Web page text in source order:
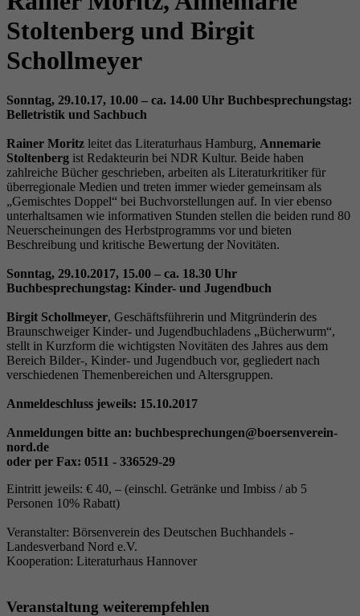
Stoltenberg und Birgit
Schollmeyer
Sonntag, 29.10.17, 10.00 – ca. 14.00 Uhr Buchbesprechungstag:
Belletristik und Sachbuch
Rainer Moritz leitet das Literaturhaus Hamburg, Annemarie
Stoltenberg ist Redakteurin bei NDR Kultur. Beide haben
zahlreiche Bücher geschrieben, arbeiten als Literaturkritiker für
überregionale Medien und treten immer wieder gemeinsam als
„Gemischtes Doppel“ bei Buchvorstellungen auf. In vier ebenso
unterhaltsamen wie informativen Stunden stellen die beiden rund 80
Neuerscheinungen des Herbstprogramms vor und bieten
Beschreibung und kritische Bewertung der Novitäten.
Sonntag, 29.10.2017, 15.00 – ca. 18.30 Uhr
Buchbesprechungstag: Kinder- und Jugendbuch
Birgit Schollmeyer, Geschäftsführerin und Mitgründerin des
Braunschweiger Kinder- und Jugendbuchladens „Bücherwurm“,
stellt in Kurzform die wichtigsten Novitäten des Jahres aus dem
Bereich Bilder-, Kinder- und Jugendbuch vor, gegliedert nach
verschiedenen Themenbereichen und Altersgruppen.
Anmeldeschluss jeweils: 15.10.2017
Anmeldungen bitte an: buchbesprechungen@boersenverein-
nord.de
oder per Fax: 0511 - 336529-29
Eintritt jeweils: € 40, – (einschl. Getränke und Imbiss / ab 5
Personen 10% Rabatt)
Veranstalter: Börsenverein des Deutschen Buchhandels -
Landesverband Nord e.V.
Kooperation: Literaturhaus Hannover
Veranstaltung weiterempfehlen
Zweck
Benutzer zu speichern, z. B. die eindeutige
Besucher-ID.
Laufzeit 30 Minuten
Zweck
Kurzzeitiger Cookie, der verwendet wird, um
Daten für den Besuch vorübergehend zu
speichern.
Name _pk_ref
Anbieter literaturhaus-hannover.de
Laufzeit 6 Monate
Zweck
Wird verwendet, um die
speichern, der ursprünglich zum Besuch der